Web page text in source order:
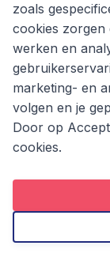
*Vanaf-prijzen op
€ 29,90
Andere
Nieuw-
Auckland
zoals
cookies zorgen
werken en
marketing- en
volgen en je
Door op
cookies.